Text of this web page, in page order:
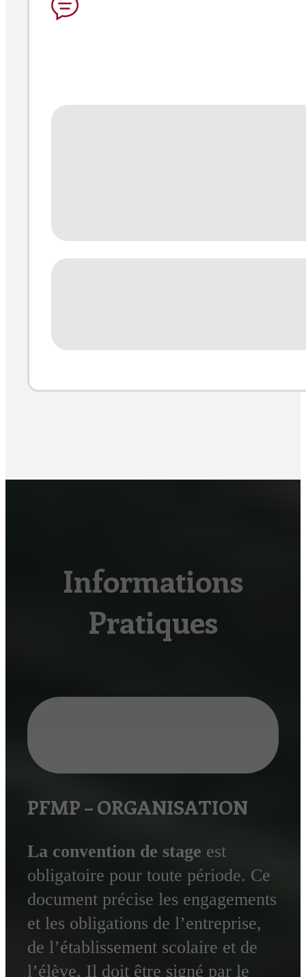
Informations
Pratiques
PFMP – ORGANISATION
La convention de stage est
obligatoire pour toute période. Ce
document précise les engagements
et les obligations de l’entreprise,
de l’établissement scolaire et de
l’élève. Il doit être signé par le